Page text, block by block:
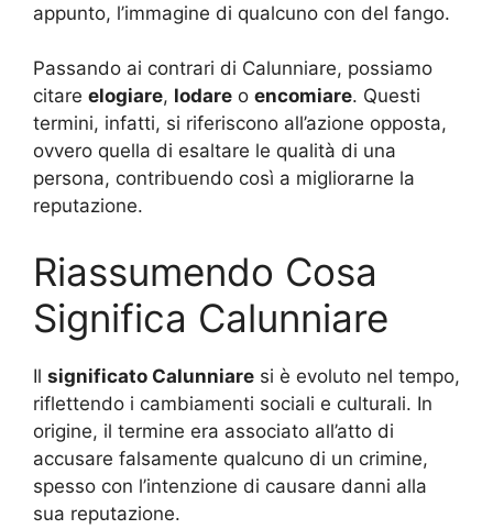
appunto, l’immagine di qualcuno con del fango.
Passando ai contrari di Calunniare, possiamo
citare elogiare, lodare o encomiare. Questi
termini, infatti, si riferiscono all’azione opposta,
ovvero quella di esaltare le qualità di una
persona, contribuendo così a migliorarne la
reputazione.
Riassumendo Cosa
Significa Calunniare
Il significato Calunniare si è evoluto nel tempo,
riflettendo i cambiamenti sociali e culturali. In
origine, il termine era associato all’atto di
accusare falsamente qualcuno di un crimine,
spesso con l’intenzione di causare danni alla
sua reputazione.